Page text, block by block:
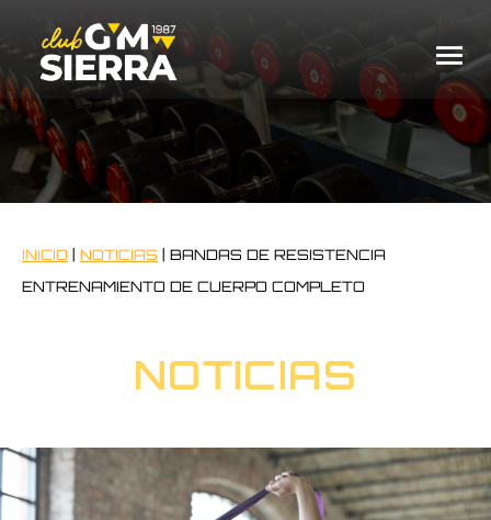
INICIO NOTICIAS
BANDAS DE RESISTENCIA
ENTRENAMIENTO DE CUERPO COMPLETO
NOTICIAS